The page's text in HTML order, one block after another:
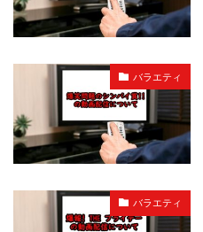
バラエティ
バラエティ